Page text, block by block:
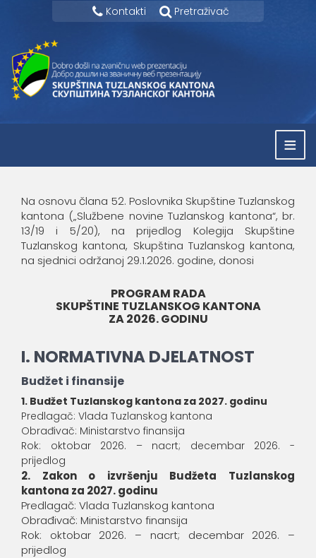
Kontakti Pretraživač
≡
Na osnovu člana 52. Poslovnika Skupštine Tuzlanskog
kantona („Službene novine Tuzlanskog kantona“, br.
13/19 i 5/20), na prijedlog Kolegija Skupštine
Tuzlanskog kantona, Skupština Tuzlanskog kantona,
na sjednici održanoj 29.1.2026. godine, donosi
PROGRAM RADA
SKUPŠTINE TUZLANSKOG KANTONA
ZA 2026. GODINU
I. NORMATIVNA DJELATNOST
Budžet i finansije
1. Budžet Tuzlanskog kantona za 2027. godinu
Predlagač: Vlada Tuzlanskog kantona
Obrađivač: Ministarstvo finansija
Rok: oktobar 2026. – nacrt; decembar 2026. -
prijedlog
2. Zakon o izvršenju Budžeta Tuzlanskog
kantona za 2027. godinu
Predlagač: Vlada Tuzlanskog kantona
Obrađivač: Ministarstvo finansija
Rok: oktobar 2026. – nacrt; decembar 2026. –
prijedlog